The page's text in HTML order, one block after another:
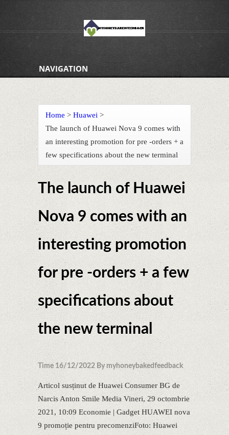
NAVIGATION
Home > Huawei >
The launch of Huawei Nova 9 comes with
an interesting promotion for pre -orders + a
few specifications about the new terminal
The launch of Huawei
Nova 9 comes with an
interesting promotion
for pre -orders + a few
specifications about
the new terminal
Time 16/12/2022 By myhoneybakedfeedback
Articol susținut de Huawei Consumer BG​ de
Narcis Anton Smile Media Vineri, 29 octombrie
2021, 10:09 Economie | Gadget HUAWEI nova
9 promoție pentru precomenziFoto: Huawei